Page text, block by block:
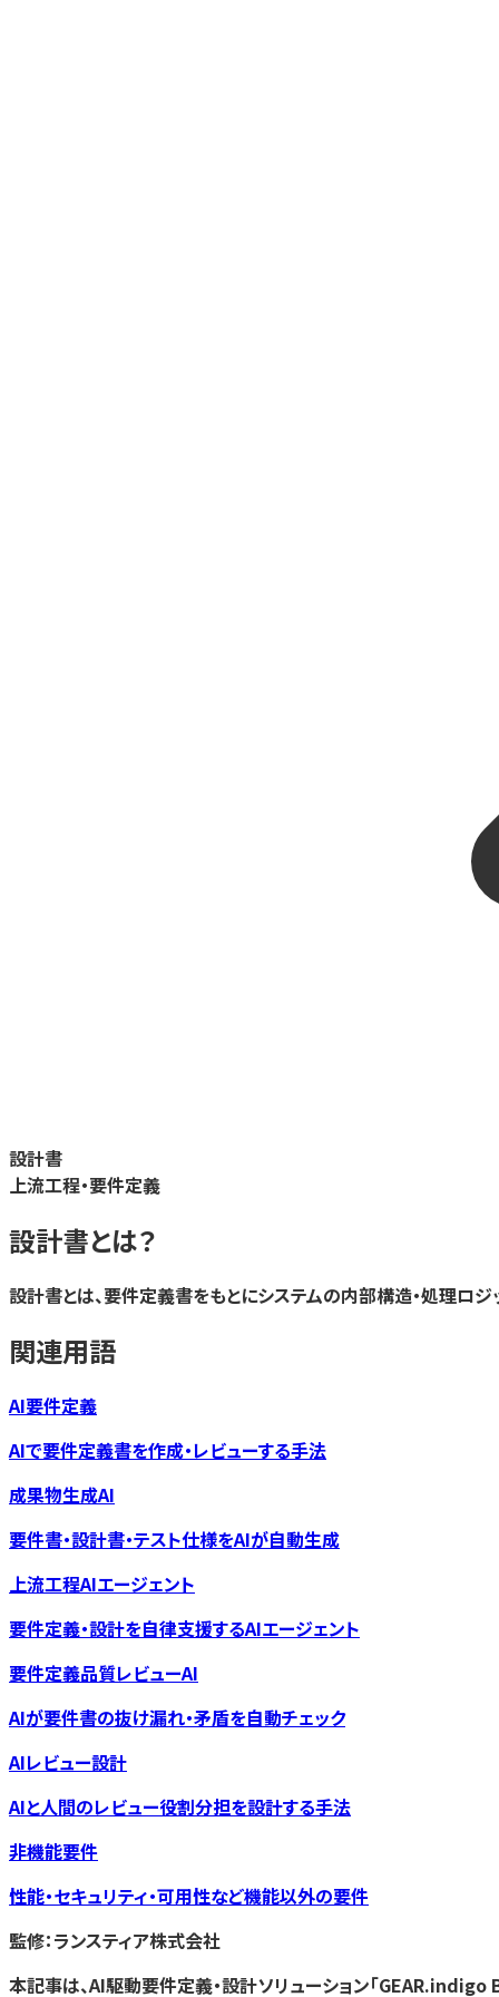
設計書
上流工程・要件定義
設計書とは？
設計書とは、要件定義書をもとにシステムの内部構造・処理ロ
関連用語
AI要件定義
AIで要件定義書を作成・レビューする手法
成果物生成AI
要件書・設計書・テスト仕様をAIが自動生成
上流工程AIエージェント
要件定義・設計を自律支援するAIエージェント
要件定義品質レビューAI
AIが要件書の抜け漏れ・矛盾を自動チェック
AIレビュー設計
AIと人間のレビュー役割分担を設計する手法
非機能要件
性能・セキュリティ・可用性など機能以外の要件
監修：ランスティア株式会社
本記事は、AI駆動要件定義・設計ソリューション「